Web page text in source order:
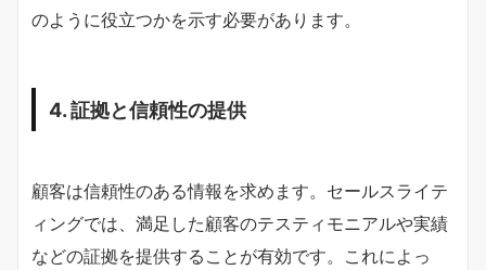
のように役立つかを示す必要があります。
4. 証拠と信頼性の提供
顧客は信頼性のある情報を求めます。セールスライテ
ィングでは、満足した顧客のテスティモニアルや実績
などの証拠を提供することが有効です。これによっ